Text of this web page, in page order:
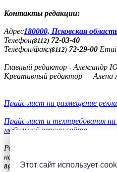
Этот сайт использует
Контакты редакции:
Адреc180000, Псковская
Телефон(8112) 72-03-40
Телефон/факс(8112) 72-29-00
Главный редактор - Александр
Креативный редактор — Алена
Прайс-лист на размещение
Прайс-лист и техтребования
мобильной версии сайта
Реклама
на сайте
8(8112)57-51-94